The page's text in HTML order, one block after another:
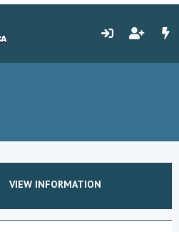
VIEW INFORMATION